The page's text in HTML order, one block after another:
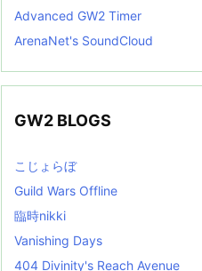
Advanced GW2 Timer
ArenaNet's SoundCloud
GW2 BLOGS
こじょらぼ
Guild Wars Offline
臨時nikki
Vanishing Days
404 Divinity's Reach Avenue